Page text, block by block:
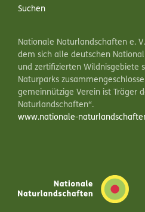
Suchen
Nationale Naturlandschaften e.
dem sich alle deutschen
und zertifizierten Wildnisgebiete
Naturparks
gemeinnützige Verein ist Träger
Naturlandschaften“.
www.nationale-